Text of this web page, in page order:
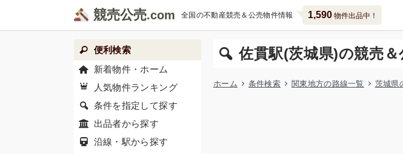
競売公売 全国の不動産競売＆公売物件情報 1,590物件出品中！
佐貫駅(茨城県)の競売＆
ホーム 条件検索 関東地方の路線一覧 茨城県
便利検索
新着物件・ホーム
人気物件ランキング
条件を指定して探す
出品者から探す
沿線・駅から探す